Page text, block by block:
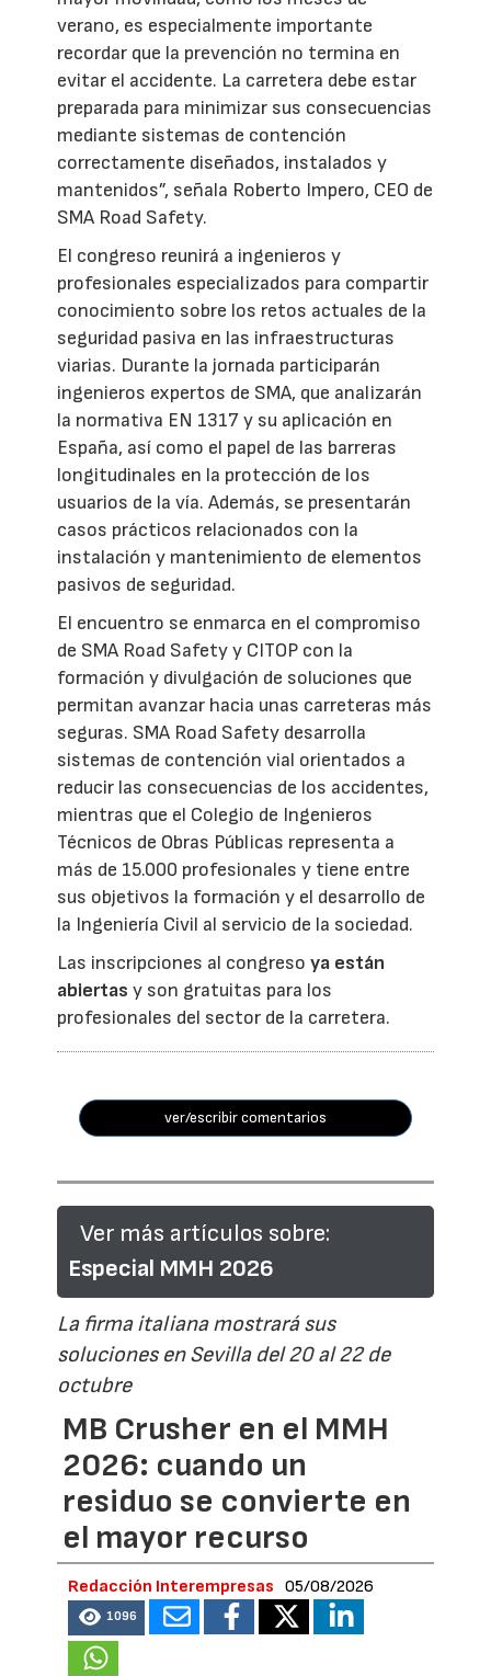
verano, es especialmente importante
recordar que la prevención no termina en
evitar el accidente. La carretera debe estar
preparada para minimizar sus consecuencias
mediante sistemas de contención
correctamente diseñados, instalados y
mantenidos”, señala Roberto Impero, CEO de
SMA Road Safety.
El congreso reunirá a ingenieros y
profesionales especializados para compartir
conocimiento sobre los retos actuales de la
seguridad pasiva en las infraestructuras
viarias. Durante la jornada participarán
ingenieros expertos de SMA, que analizarán
la normativa EN 1317 y su aplicación en
España, así como el papel de las barreras
longitudinales en la protección de los
usuarios de la vía. Además, se presentarán
casos prácticos relacionados con la
instalación y mantenimiento de elementos
pasivos de seguridad.
El encuentro se enmarca en el compromiso
de SMA Road Safety y CITOP con la
formación y divulgación de soluciones que
permitan avanzar hacia unas carreteras más
seguras. SMA Road Safety desarrolla
sistemas de contención vial orientados a
reducir las consecuencias de los accidentes,
mientras que el Colegio de Ingenieros
Técnicos de Obras Públicas representa a
más de 15.000 profesionales y tiene entre
sus objetivos la formación y el desarrollo de
la Ingeniería Civil al servicio de la sociedad.
Las inscripciones al congresoya están
abiertas y son gratuitas para los
profesionales del sector de la carretera.
ver/escribir comentarios
Ver más artículos sobre:
Especial MMH 2026
La firma italiana mostrará sus
soluciones en Sevilla del 20 al 22 de
octubre
MB Crusher en el MMH
2026: cuando un
residuo se convierte en
el mayor recurso
Redacción Interempresas 05/08/2026
1096